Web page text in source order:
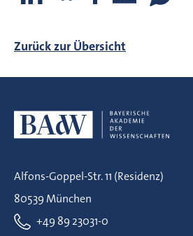
Zurück zur Übersicht
Alfons-Goppel-Str. 11 (Residenz)
80539 München
+49 89 23031-0